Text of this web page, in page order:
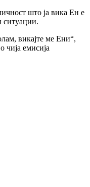
што ја вика Ен е
ситуации.
викајте ме Ени“,
емисија